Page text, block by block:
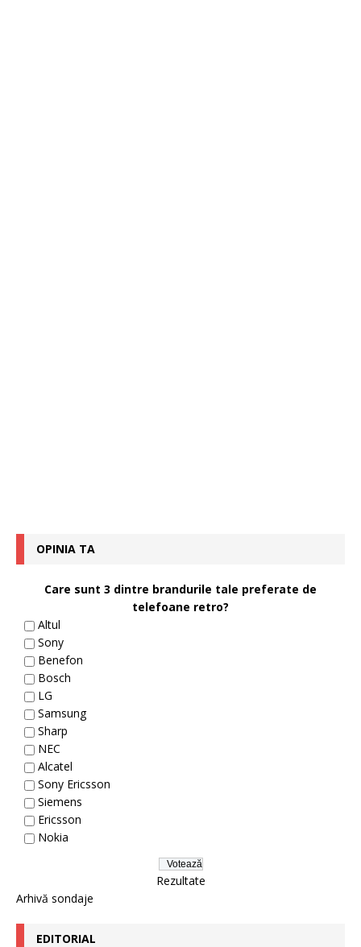
OPINIA TA
Care sunt 3 dintre brandurile tale preferate de
telefoane retro?
Altul
Sony
Benefon
Bosch
LG
Samsung
Sharp
NEC
Alcatel
Sony Ericsson
Siemens
Ericsson
Nokia
Rezultate
Arhivă sondaje
EDITORIAL